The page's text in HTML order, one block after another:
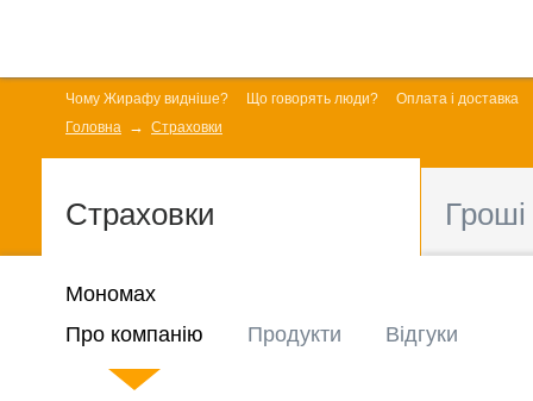
Чому Жирафу видніше? Що говорять люди?
Оплата і доставка
Головна
Страховки
Страховки Гроші
Мономах
Про компанію
Продукти Відгуки